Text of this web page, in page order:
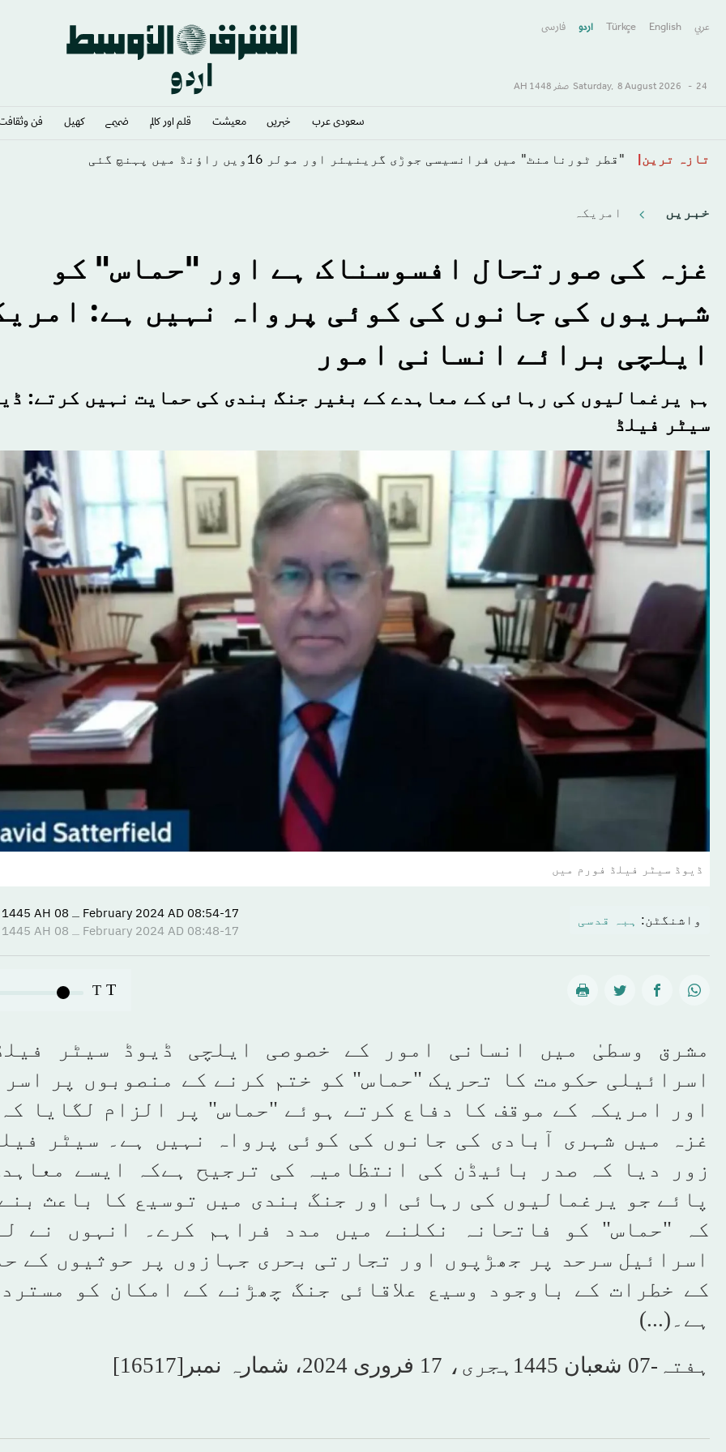
عربي English
Türkçe اردو فارسى
Saturday, 8 August 2026 - 24 صفر 1448 AH
سعودى عرب خبريں معيشت قلم اور كالم ضميمے كهيل فن
content
تازہ ترین
خبريں امريكہ
غزہ کی صورتحال افسوسناک ہے اور "حماس" کو
شہریوں کی جانوں کی کوئی پرواہ نہیں ہے:
ایلچی برائے انسانی امور
ہم یرغمالیوں کی رہائی کے معاہدے کے بغیر جنگ بندی کی حمایت نہیں کرتے:
سیٹر فیلڈ
ڈیوڈ سیٹر فیلڈ فورم میں
واشنگٹن: ہبہ قدسی
08:54-17 February 2024 AD ـ 08 Sha’ban 1445 AH
08:48-17 February 2024 AD ـ 08 Sha’ban 1445 AH
T
T
مشرق وسطیٰ میں انسانی امور کے خصوصی ایلچی ڈیوڈ سیٹر
اسرائیلی حکومت کا تحریک "حماس" کو ختم کرنے کے منصوبوں پر
اور امریکہ کے موقف کا دفاع کرتے ہوئے "حماس" پر الزام لگایا
غزہ میں شہری آبادی کی جانوں کی کوئی پرواہ نہیں ہے۔ سیٹر
زور دیا کہ صدر بائیڈن کی انتظامیہ کی ترجیح ہےکہ ایسے
پائے جو یرغمالیوں کی رہائی اور جنگ بندی میں توسیع کا باعث
کہ "حماس" کو فاتحانہ نکلنے میں مدد فراہم کرے۔ انہوں نے
اسرائیل سرحد پر جھڑپوں اور تجارتی بحری جہازوں پر حوثیوں کے
کے خطرات کے باوجود وسیع علاقائی جنگ چھڑنے کے امکان کو
ہے۔ (...)
ہفتہ-07 شعبان 1445ہجری، 17 فروری 2024، شمارہ نمبر[16517]